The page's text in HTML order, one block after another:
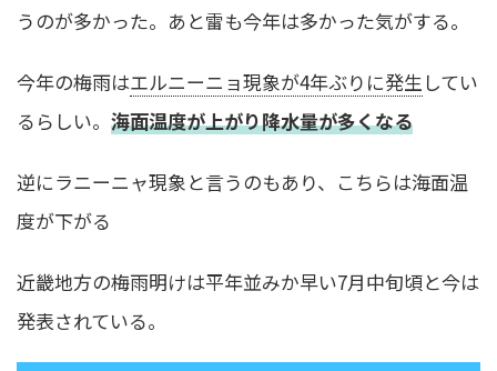
うのが多かった。あと雷も今年は多かった気がする。
今年の梅雨はエルニーニョ現象が4年ぶりに発生 してい
るらしい。 海面温度が上がり降水量が多くなる
逆にラニーニャ現象と言うのもあり、こちらは海面温
度が下がる
近畿地方の梅雨明けは平年並みか早い7月中旬頃と今は
発表されている。